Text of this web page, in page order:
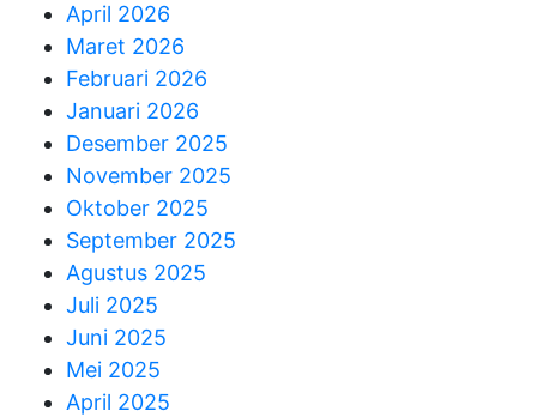
April 2026
Maret 2026
Februari 2026
Januari 2026
Desember 2025
November 2025
Oktober 2025
September 2025
Agustus 2025
Juli 2025
Juni 2025
Mei 2025
April 2025